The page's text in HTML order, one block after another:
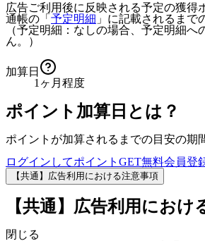
広告ご利用後に反映される予定の獲得
通帳の「 予定明細 」に記載されるまで
（予定明細：なしの場合、予定明細へ
ん。）
加算日
1ヶ月程度
ポイント加算日とは？
ポイントが加算されるまでの目安の期
ログインしてポイントGET無料会員登
【共通】広告利用における注意事項
【共通】広告利用におけ
閉じる